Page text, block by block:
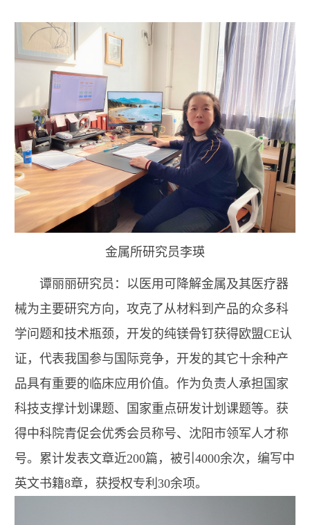
金属所研究员李瑛
谭丽丽研究员：以医用可降解金属及其医疗器
械为主要研究方向，攻克了从材料到产品的众多科
学问题和技术瓶颈，开发的纯镁骨钉获得欧盟CE认
证，代表我国参与国际竞争，开发的其它十余种产
品具有重要的临床应用价值。作为负责人承担国家
科技支撑计划课题、国家重点研发计划课题等。获
得中科院青促会优秀会员称号、沈阳市领军人才称
号。累计发表文章近200篇，被引4000余次，编写中
英文书籍8章，获授权专利30余项。